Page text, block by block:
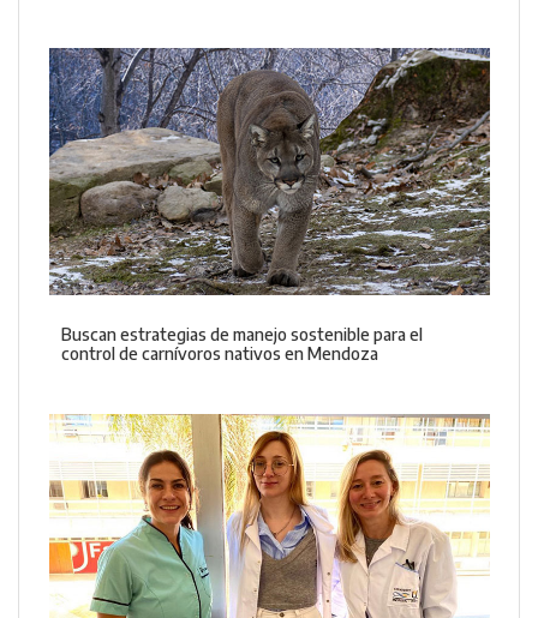
Buscan estrategias de manejo sostenible para el
control de carnívoros nativos en Mendoza